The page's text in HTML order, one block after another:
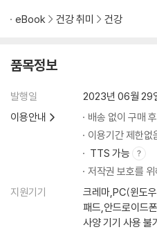
HIIT와 HICT로 건강해지기
점핑 잭 | 월싯 | 푸시업 | 크런치 | 의
11 땀은 충분히 흘렸다! 이제부터는 쿨
1 우리는 왜 우리의 생각을 견뎌내지
베를린 장벽이 붕괴된 순간을 놓치다
우리의 정신이 고통받을 때
엉망진창이었던 나의 첫 명상
수도원에서 돌아온 후의 변화
eBook 건강 취미 건강
품목정보
발행일
2023년 06월 29
이용안내
배송 없이 구매
이용기간 제한없
TTS 가능
저작권 보호를
지원기기
크레마,PC(윈도
패드,안드로이드
사양 기기 사용